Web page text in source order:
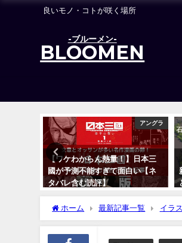
良いモノ・コトが咲く場所
-ブルーメン-
BLOOMEN
アングラ
【ワケわからん熱量！】日本三
國が予測不能すぎて面白い【ネ
タバレ含む読評】
ホーム 最新記事一覧 イラ